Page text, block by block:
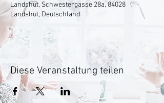
Landshut, Schwestergasse 28a, 84028
Landshut, Deutschland
Diese Veranstaltung teilen